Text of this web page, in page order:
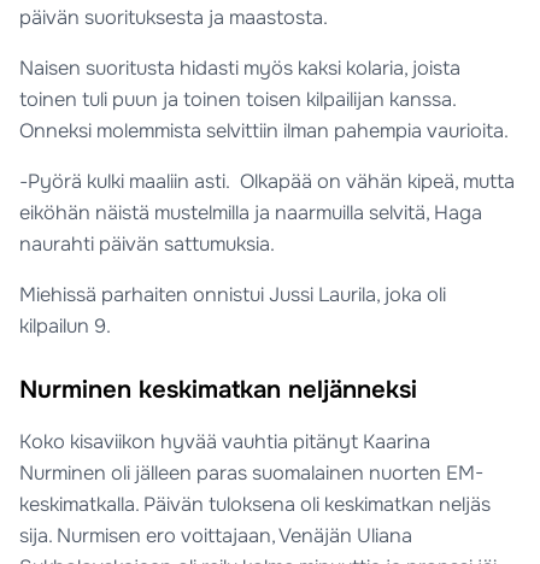
päivän suorituksesta ja maastosta.
Naisen suoritusta hidasti myös kaksi kolaria, joista
toinen tuli puun ja toinen toisen kilpailijan kanssa.
Onneksi molemmista selvittiin ilman pahempia vaurioita.
-Pyörä kulki maaliin asti. Olkapää on vähän kipeä, mutta
eiköhän näistä mustelmilla ja naarmuilla selvitä, Haga
naurahti päivän sattumuksia.
Miehissä parhaiten onnistui Jussi Laurila, joka oli
kilpailun 9.
Nurminen keskimatkan neljänneksi
Koko kisaviikon hyvää vauhtia pitänyt Kaarina
Nurminen oli jälleen paras suomalainen nuorten EM-
keskimatkalla. Päivän tuloksena oli keskimatkan neljäs
sija. Nurmisen ero voittajaan, Venäjän Uliana